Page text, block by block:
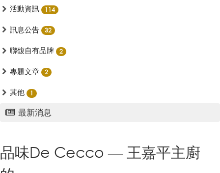
活動資訊 114
訊息公告 32
聯馥自有品牌 2
專題文章 2
其他 1
最新消息
品味De Cecco — 王嘉平主廚